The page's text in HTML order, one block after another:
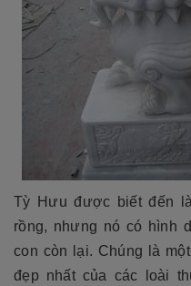
Tỳ Hưu được biết đến
rồng, nhưng nó có hình
con còn lại. Chúng là
đẹp nhất của các loài